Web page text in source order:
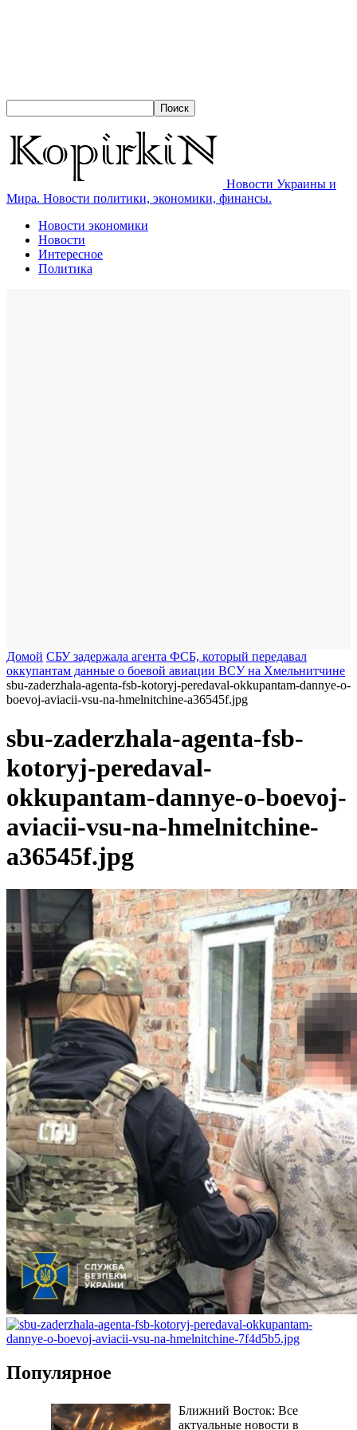
Новости Украины и
Мира. Новости политики, экономики, финансы.
Новости экономики
Новости
Интересное
Политика
Домой СБУ задержала агента ФСБ, который передавал
оккупантам данные о боевой авиации ВСУ на Хмельнитчине
sbu-zaderzhala-agenta-fsb-kotoryj-peredaval-okkupantam-dannye-o-
boevoj-aviacii-vsu-na-hmelnitchine-a36545f.jpg
sbu-zaderzhala-agenta-fsb-
kotoryj-peredaval-
okkupantam-dannye-o-boevoj-
aviacii-vsu-na-hmelnitchine-
a36545f.jpg
Популярное
Ближний Восток: Все
актуальные новости в